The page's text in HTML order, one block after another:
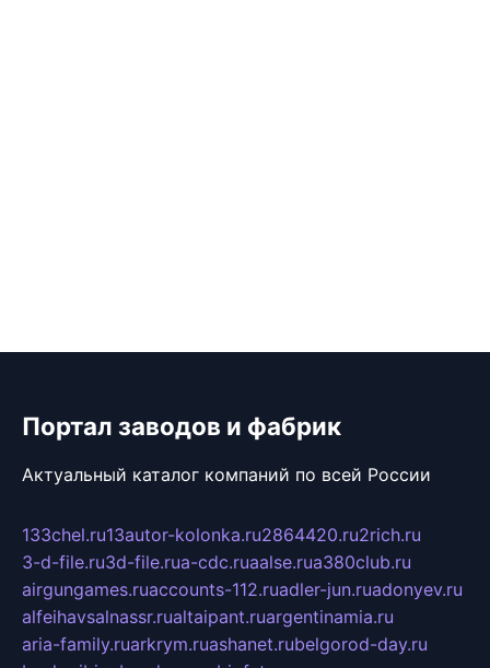
Портал заводов и фабрик
Актуальный каталог компаний по всей России
133chel.ru13autor-kolonka.ru2864420.ru2rich.ru
3-d-file.ru3d-file.rua-cdc.ruaalse.rua380club.ru
airgungames.ruaccounts-112.ruadler-jun.ruadonyev.ru
alfeihavsalnassr.rualtaipant.ruargentinamia.ru
aria-family.ruarkrym.ruashanet.rubelgorod-day.ru